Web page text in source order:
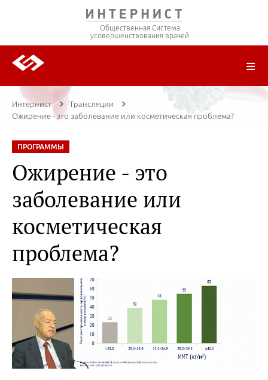
Общественная Система
усовершенствования врачей
Интернист
Трансляции
Ожирение - это заболевание или косметическая проблема?
ПРОГРАММЫ
Ожирение - это
заболевание или
косметическая
проблема?